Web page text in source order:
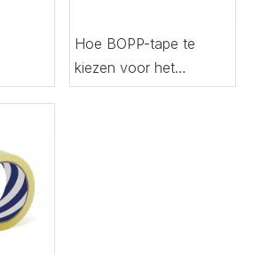
Hoe BOPP-tape te
kiezen voor het
verzegelen van zware